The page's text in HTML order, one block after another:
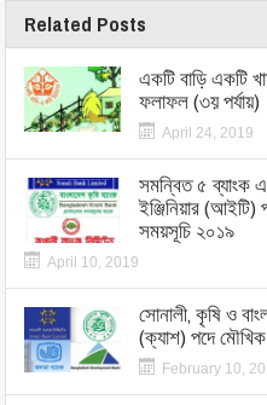
Related Posts
একটি বাড়ি একটি
ফলাফল (৩য় পর্যায়)
April 24, 2019
সমন্বিত ৫ ব্যাংক এ
ইঞ্জিনিয়ার
সময়সূচি ২০১৯
April 10, 2019
সোনালী, কৃষি ও
(ক্যাশ) পদে
February 10,